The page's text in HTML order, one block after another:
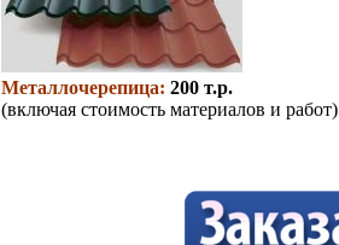
Металлочерепица: 200 т.р.
(включая стоимость материалов и работ)